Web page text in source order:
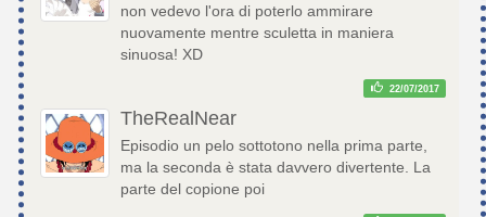
non vedevo l'ora di poterlo ammirare
nuovamente mentre sculetta in maniera
sinuosa! XD
22/07/2017
TheRealNear
Episodio un pelo sottotono nella prima parte,
ma la seconda è stata davvero divertente. La
parte del copione poi